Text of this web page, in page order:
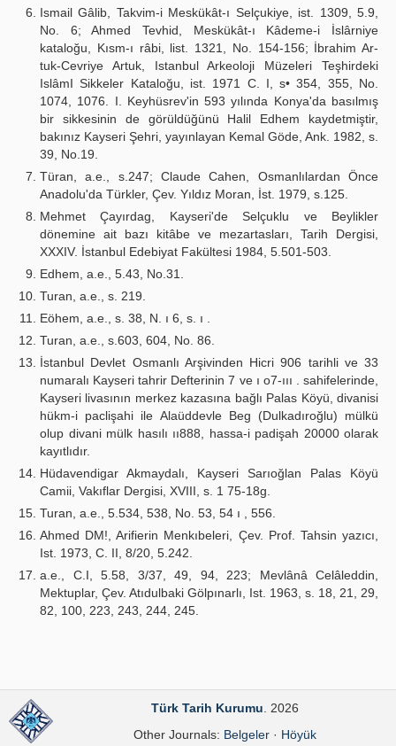
Ismail Gâlib, Takvim-i Meskükât-ı Selçukiye, ist. 1309, 5.9,
No. 6; Ahmed Tevhid, Meskükât-ı Kâdeme-i İslârniye
kataloğu, Kısm-ı râbi, list. 1321, No. 154-156; İbrahim Ar-
tuk-Cevriye Artuk, Istanbul Arkeoloji Müzeleri Teşhirdeki
IslâmI Sikkeler Kataloğu, ist. 1971 C. I, s• 354, 355, No.
1074, 1076. I. Keyhüsrev'in 593 yılında Konya'da basılmış
bir sikkesinin de görüldüğünü Halil Edhem kaydetmiştir,
bakınız Kayseri Şehri, yayınlayan Kemal Göde, Ank. 1982, s.
39, No.19.
Türan, a.e., s.247; Claude Cahen, Osmanlılardan Önce
Anadolu'da Türkler, Çev. Yıldız Moran, İst. 1979, s.125.
Mehmet Çayırdag, Kayseri'de Selçuklu ve Beylikler
dönemine ait bazı kitâbe ve mezartasları, Tarih Dergisi,
XXXIV. İstanbul Edebiyat Fakültesi 1984, 5.501-503.
Edhem, a.e., 5.43, No.31.
Turan, a.e., s. 219.
Eöhem, a.e., s. 38, N. ı 6, s. ı .
Turan, a.e., s.603, 604, No. 86.
İstanbul Devlet Osmanlı Arşivinden Hicri 906 tarihli ve 33
numaralı Kayseri tahrir Defterinin 7 ve ı o7-ııı . sahifelerinde,
Kayseri livasının merkez kazasına bağlı Palas Köyü, divanisi
hükm-i paclişahi ile Alaüddevle Beg (Dulkadıroğlu) mülkü
olup divani mülk hasılı ıı888, hassa-i padişah 20000 olarak
kayıtlıdır.
Hüdavendigar Akmaydalı, Kayseri Sarıoğlan Palas Köyü
Camii, Vakıflar Dergisi, XVIII, s. 1 75-18g.
Turan, a.e., 5.534, 538, No. 53, 54 ı , 556.
Ahmed DM!, Arifierin Menkıbeleri, Çev. Prof. Tahsin yazıcı,
Ist. 1973, C. II, 8/20, 5.242.
a.e., C.I, 5.58, 3/37, 49, 94, 223; Mevlânâ Celâleddin,
Mektuplar, Çev. Atıdulbaki Gölpınarlı, Ist. 1963, s. 18, 21, 29,
82, 100, 223, 243, 244, 245.
Türk Tarih Kurumu . 2026
Other Journals: Belgeler· Höyük